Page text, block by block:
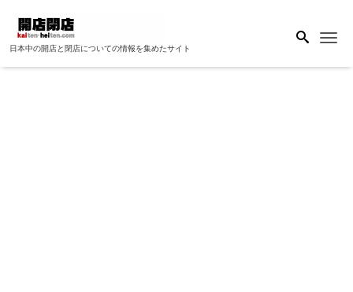
日本中の開店と閉店についての情報を集めたサイト